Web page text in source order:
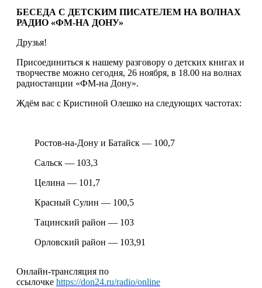
БЕСЕДА С ДЕТСКИМ ПИСАТЕЛЕМ НА ВОЛНАХ
РАДИО «ФМ-НА ДОНУ»
Друзья!
Присоединиться к нашему разговору о детских книгах и
творчестве можно сегодня, 26 ноября, в 18.00 на волнах
радиостанции «ФМ-на Дону».
Ждём вас c Кристиной Олешко на следующих частотах:
Ростов-на-Дону и Батайск — 100,7
Сальск — 103,3
Целина — 101,7
Красный Сулин — 100,5
Тацинский район — 103
Орловский район — 103,91
Онлайн-трансляция по
ссылочке https://don24.ru/radio/online